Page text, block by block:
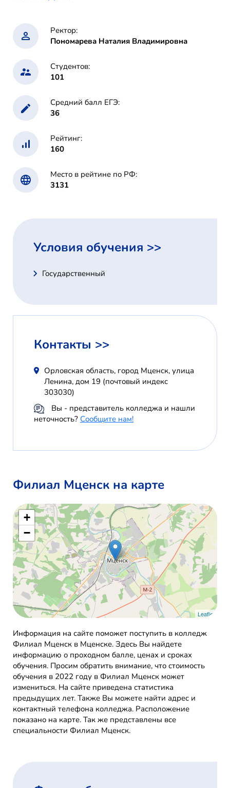
Ректор:
Пономарева Наталия Владимировна
Студентов:
101
Средний балл ЕГЭ:
36
Рейтинг:
160
Место в рейтине по РФ:
3131
Условия обучения >>
Государственный
Контакты >>
Орловская область, город Мценск, улица
Ленина, дом 19 (почтовый индекс
303030)
Вы - представитель колледжа и нашли
неточность? Сообщите нам!
Филиал Мценск на карте
+
−
Leaflet
Информация на сайте поможет поступить в колледж
Филиал Мценск в Мценске. Здесь Вы найдете
информацию о проходном балле, ценах и сроках
обучения. Просим обратить внимание, что стоимость
обучения в 2022 году в Филиал Мценск может
измениться. На сайте приведена статистика
предыдущих лет. Также Вы можете найти адрес и
контактный телефона колледжа. Расположение
показано на карте. Так же представлены все
специальности Филиал Мценск.